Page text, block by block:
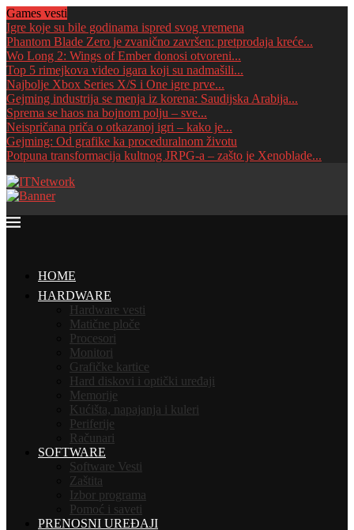
Games vesti
Igre koje su bile godinama ispred svog vremena
Phantom Blade Zero je zvanično završen: pretprodaja kreće...
Wo Long 2: Wings of Ember donosi otvoreni...
Top 5 rimejkova video igara koji su nadmašili...
Najbolje Xbox Series X/S i One igre prve...
Gejming industrija se menja iz korena: Saudijska Arabija...
Sprema se haos na bojnom polju – sve...
Neispričana priča o otkazanoj igri – kako je...
Gejming: Od grafike ka proceduralnom životu
Potpuna transformacija kultnog JRPG-a – zašto je Xenoblade...
HOME
HARDWARE
Hardware vesti
Matične ploče
Procesori
Monitori
Grafičke kartice
Hard diskovi i optički uređaji
Memorije
Kućišta, napajanja i kuleri
Periferije
Računari
SOFTWARE
Software Vesti
Zaštita
Izbor programa
Pomoć i saveti
PRENOSNI UREĐAJI